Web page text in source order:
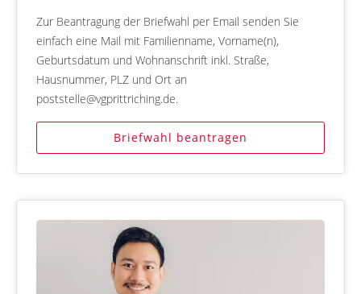
Zur Beantragung der Briefwahl per Email senden Sie
einfach eine Mail mit Familienname, Vorname(n),
Geburtsdatum und Wohnanschrift inkl. Straße,
Hausnummer, PLZ und Ort an
poststelle@vgprittriching.de.
Briefwahl beantragen